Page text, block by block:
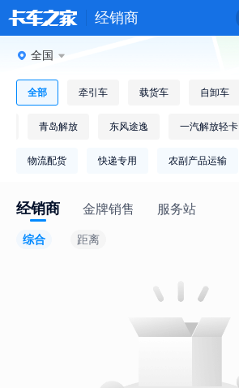
经销商
全国
全部 牵引车 载货车 自卸车
青岛解放 东风途逸 一汽解放轻卡
物流配货 快递专用 农副产品运输
经销商 金牌销售 服务站
综合 距离